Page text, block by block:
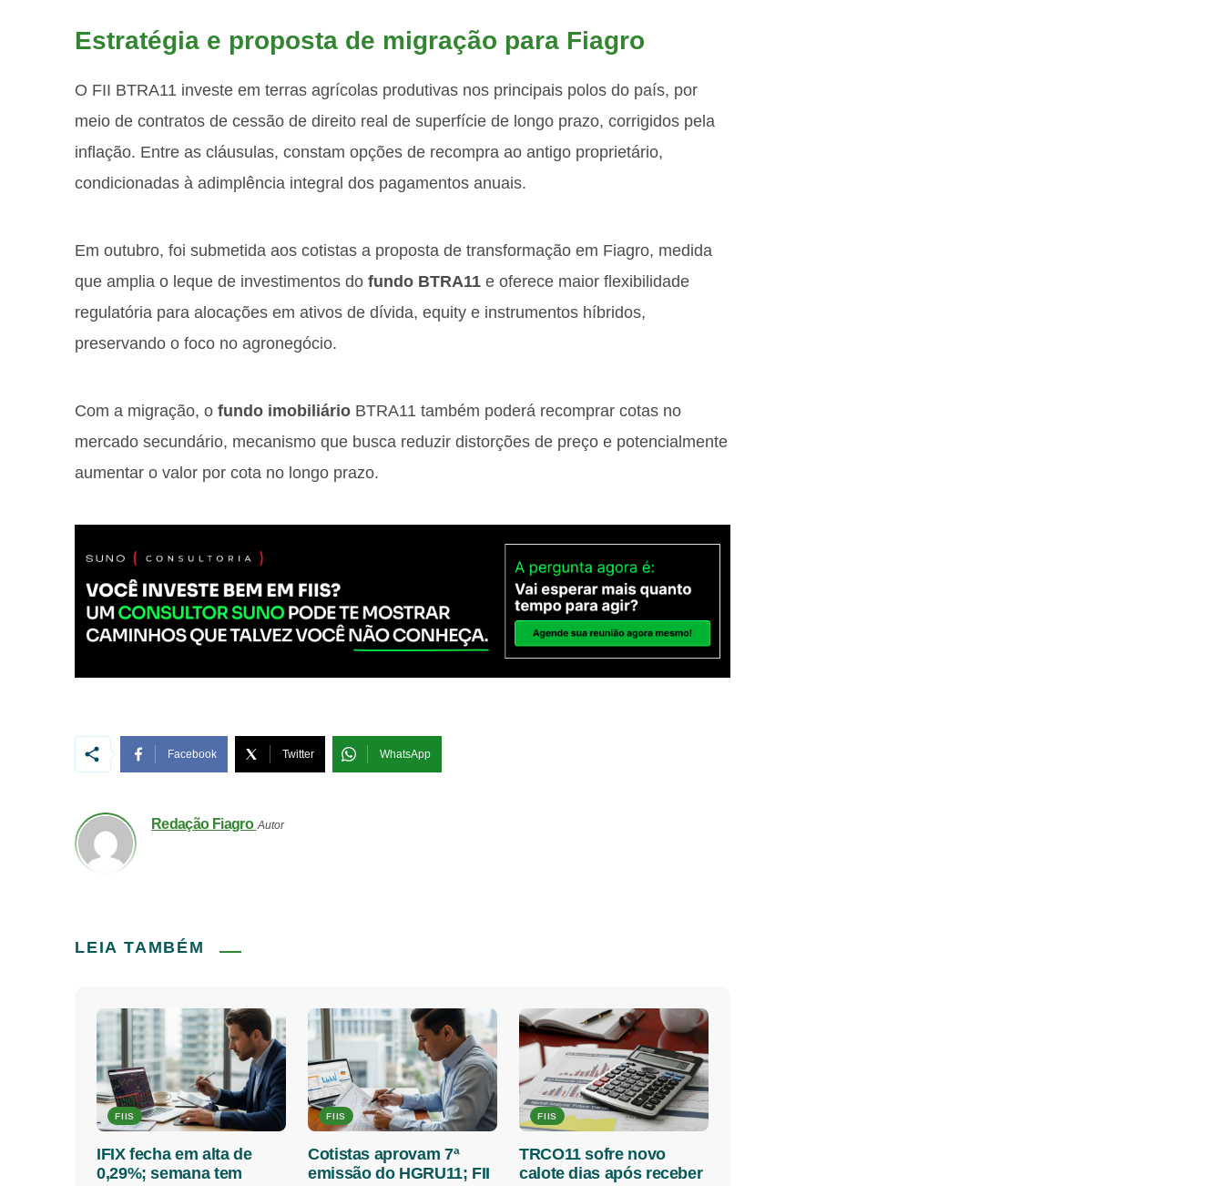
Estratégia e proposta de migração para Fiagro
O FII BTRA11 investe em terras agrícolas produtivas nos principais polos do país, por
meio de contratos de cessão de direito real de superfície de longo prazo, corrigidos pela
inflação. Entre as cláusulas, constam opções de recompra ao antigo proprietário,
condicionadas à adimplência integral dos pagamentos anuais.
Em outubro, foi submetida aos cotistas a proposta de transformação em Fiagro, medida
que amplia o leque de investimentos do fundo BTRA11 e oferece maior flexibilidade
regulatória para alocações em ativos de dívida, equity e instrumentos híbridos,
preservando o foco no agronegócio.
Com a migração, o fundo imobiliário BTRA11 também poderá recomprar cotas no
mercado secundário, mecanismo que busca reduzir distorções de preço e potencialmente
aumentar o valor por cota no longo prazo.
Facebook Twitter WhatsApp
Redação Fiagro Autor
LEIA TAMBÉM
FIIS
IFIX fecha em alta de
0,29%; semana tem
FIIS
Cotistas aprovam 7ª
emissão do HGRU11; FII
FIIS
TRCO11 sofre novo
calote dias após receber